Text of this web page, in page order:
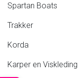
Spartan Boats
Trakker
Korda
Karper en Viskleding